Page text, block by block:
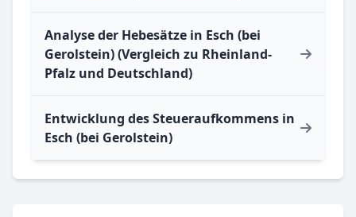
Analyse der Hebesätze in Esch (bei
Gerolstein) (Vergleich zu Rheinland-
Pfalz und Deutschland)
Entwicklung des Steueraufkommens in
Esch (bei Gerolstein)